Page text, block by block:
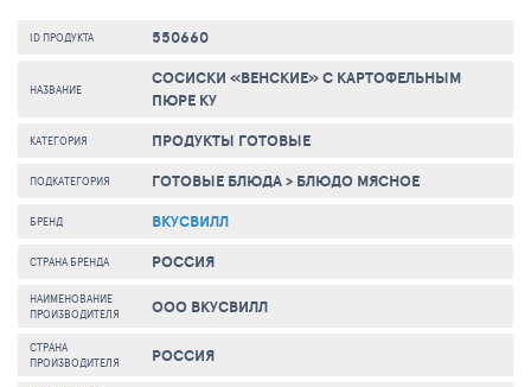
ID ПРОДУКТА 550660
НАЗВАНИЕ
СОСИСКИ «ВЕНСКИЕ» С КАРТОФЕЛЬНЫМ
ПЮРЕ КУ
КАТЕГОРИЯ ПРОДУКТЫ ГОТОВЫЕ
ПОДКАТЕГОРИЯ ГОТОВЫЕ БЛЮДА> БЛЮДО МЯСНОЕ
БРЕНД ВКУСВИЛЛ
СТРАНА БРЕНДА РОССИЯ
НАИМЕНОВАНИЕ
ПРОИЗВОДИТЕЛЯ
ООО ВКУСВИЛЛ
СТРАНА
ПРОИЗВОДИТЕЛЯ
РОССИЯ